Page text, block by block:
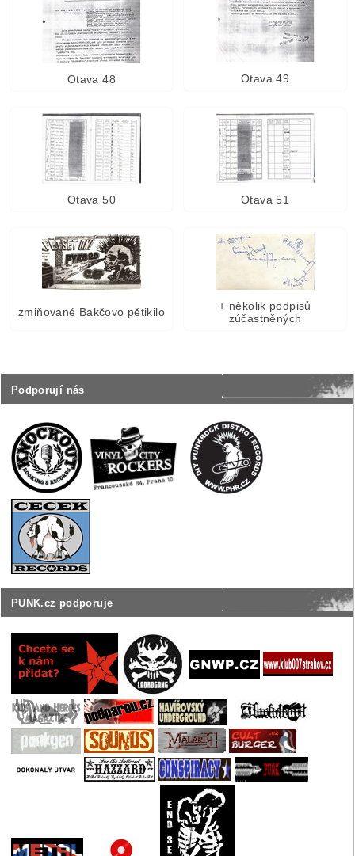
Podporují nás
PUNK.cz podporuje
Otava 48 Otava 49
Otava 50 Otava 51
zmiňované Bakčovo pětikilo
+ několik podpisů
zúčastněných